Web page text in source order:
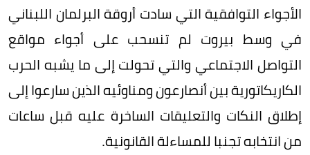
الأجواء التوافقية التي سادت أروقة البرلمان اللبناني
في وسط بيروت لم تنسحب على أجواء مواقع
التواصل الاجتماعي والتي تحولت إلى ما يشبه الحرب
الكاريكاتورية بين أنصارعون ومناوئيه الذين سارعوا إلى
إطلاق النكات والتعليقات الساخرة عليه قبل ساعات
من انتخابه تجنبا للمساءلة القانونية.